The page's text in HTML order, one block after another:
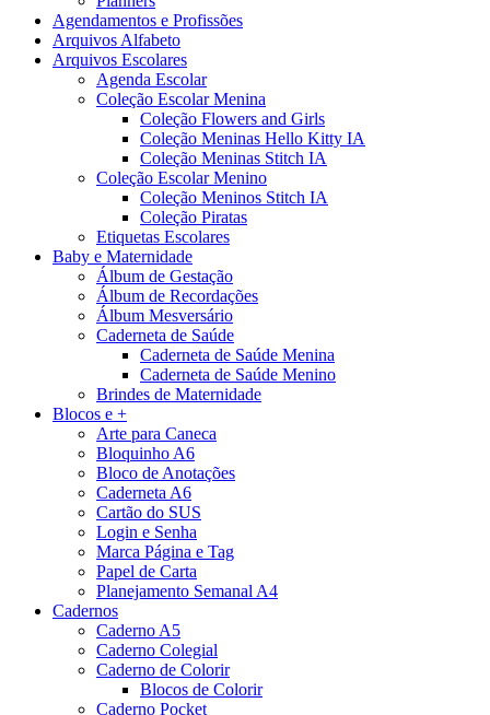
Agendamentos e Profissões
Arquivos Alfabeto
Arquivos Escolares
Agenda Escolar
Coleção Escolar Menina
Coleção Flowers and Girls
Coleção Meninas Hello Kitty IA
Coleção Meninas Stitch IA
Coleção Escolar Menino
Coleção Meninos Stitch IA
Coleção Piratas
Etiquetas Escolares
Baby e Maternidade
Álbum de Gestação
Álbum de Recordações
Álbum Mesversário
Caderneta de Saúde
Caderneta de Saúde Menina
Caderneta de Saúde Menino
Brindes de Maternidade
Blocos e +
Arte para Caneca
Bloquinho A6
Bloco de Anotações
Caderneta A6
Cartão do SUS
Login e Senha
Marca Página e Tag
Papel de Carta
Planejamento Semanal A4
Cadernos
Caderno A5
Caderno Colegial
Caderno de Colorir
Blocos de Colorir
Caderno Pocket